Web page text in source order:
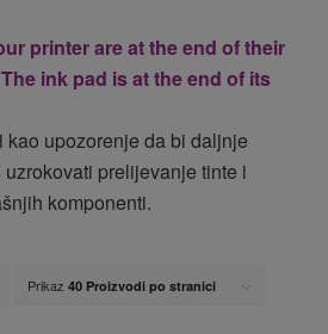
printer are at the end of their
ink pad is at the end of its
kao upozorenje da bi daljnje
prelijevanje tinte i
komponenti.
Prikaz 40 Proizvodi po stranici